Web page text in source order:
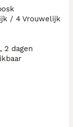
/ 4 Vrouwelijk
2 dagen